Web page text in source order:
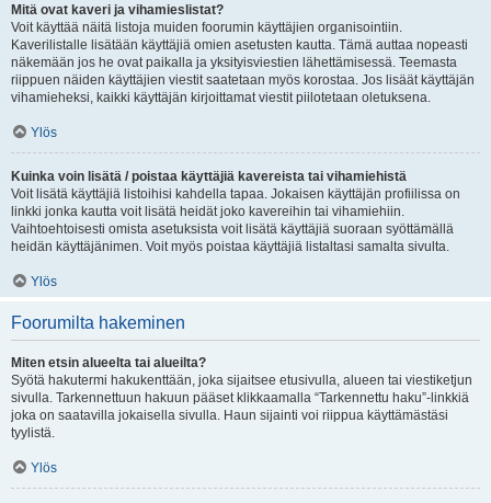
Mitä ovat kaveri ja vihamieslistat?
Voit käyttää näitä listoja muiden foorumin käyttäjien organisointiin.
Kaverilistalle lisätään käyttäjiä omien asetusten kautta. Tämä auttaa nopeasti
näkemään jos he ovat paikalla ja yksityisviestien lähettämisessä. Teemasta
riippuen näiden käyttäjien viestit saatetaan myös korostaa. Jos lisäät käyttäjän
vihamieheksi, kaikki käyttäjän kirjoittamat viestit piilotetaan oletuksena.
Ylös
Kuinka voin lisätä / poistaa käyttäjiä kavereista tai vihamiehistä
Voit lisätä käyttäjiä listoihisi kahdella tapaa. Jokaisen käyttäjän profiilissa on
linkki jonka kautta voit lisätä heidät joko kavereihin tai vihamiehiin.
Vaihtoehtoisesti omista asetuksista voit lisätä käyttäjiä suoraan syöttämällä
heidän käyttäjänimen. Voit myös poistaa käyttäjiä listaltasi samalta sivulta.
Ylös
Foorumilta hakeminen
Miten etsin alueelta tai alueilta?
Syötä hakutermi hakukenttään, joka sijaitsee etusivulla, alueen tai viestiketjun
sivulla. Tarkennettuun hakuun pääset klikkaamalla “Tarkennettu haku”-linkkiä
joka on saatavilla jokaisella sivulla. Haun sijainti voi riippua käyttämästäsi
tyylistä.
Ylös